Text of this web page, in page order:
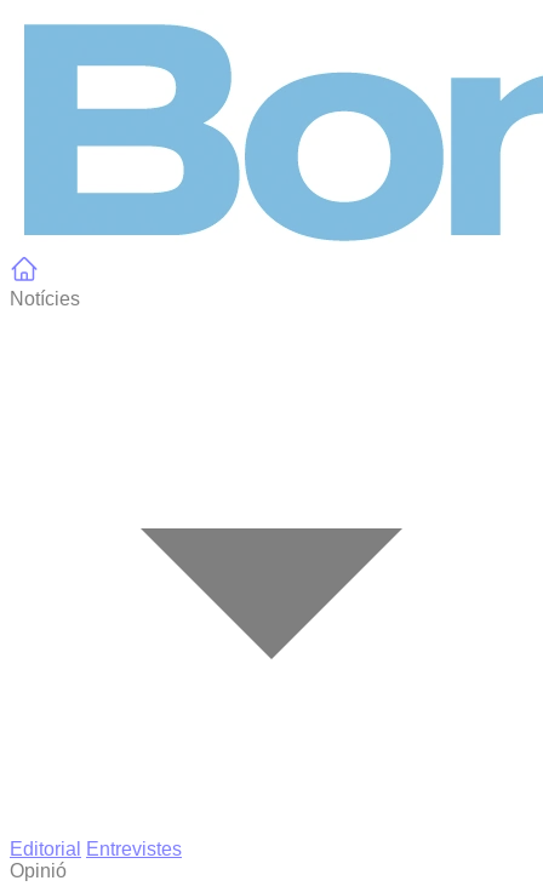
Notícies
Editorial
Entrevistes
Opinió